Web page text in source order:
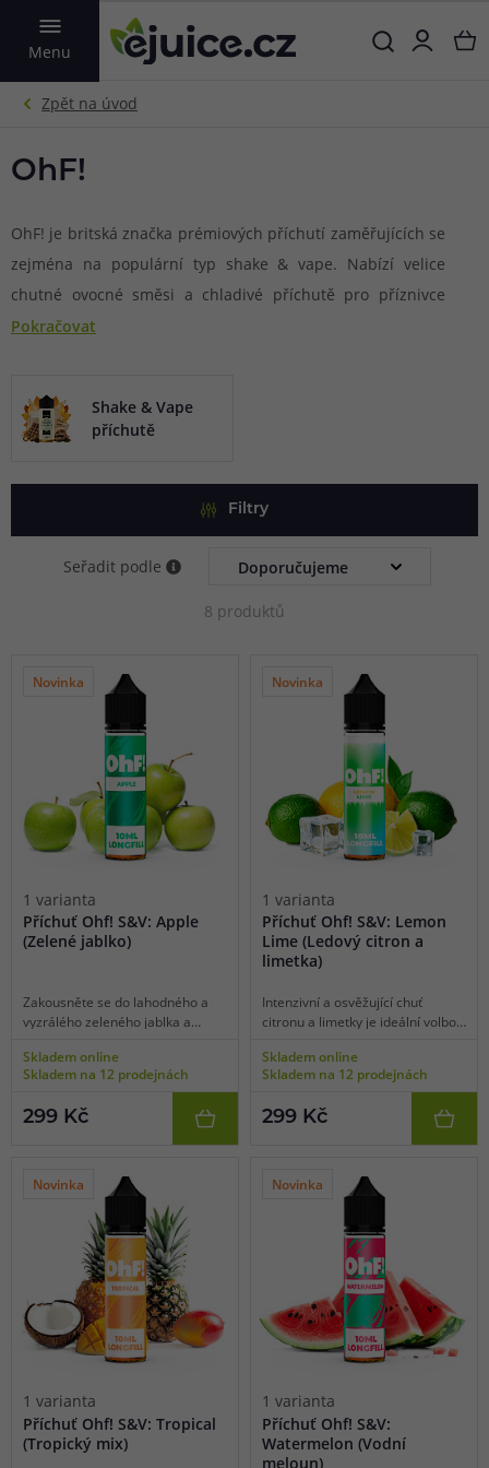
Menu
VYHLEDAT
OhF!
OhF! je britská značka prémiových příchutí zaměřujících se
zejména na populární typ shake & vape. Nabízí velice
chutné ovocné směsi a chladivé příchutě pro příznivce
koolady. V kolekci těchto příchutí najdete jak běžné
pyšní kvalitní přípravou a vysoce kvalitními použitými
surovinami při výrobě, které dodávají každé příchuti
výrobních procesů a potřebných kontrol pro uvedení na
světový trh. OhF! není jen značka, je to opravdový chuťový
zážitek.
Pokračovat
Shake & Vape
příchutě
Filtry
Seřadit podle
8 produktů
Novinka
1 varianta
Příchuť Ohf! S&V: Apple
(Zelené jablko)
Zakousněte se do lahodného a
vyzrálého zeleného jablka a
chuť plnou šťavnatosti, mírné
nakyslosti a bohaté sladkosti.
vším, co k tomu patří, přesně to
Skladem online
Skladem na 12 prodejnách
299 Kč
Novinka
1 varianta
Příchuť Ohf! S&V: Lemon
Lime (Ledový citron a
limetka)
Intenzivní a osvěžující chuť
citronu a limetky je ideální volbou
chutná také kdykoliv během
celého roku. V této příchuti je
limetky ještě doplněno o kapku
Skladem online
Skladem na 12 prodejnách
299 Kč
Novinka
1 varianta
Příchuť Ohf! S&V: Tropical
(Tropický mix)
Novinka
1 varianta
Příchuť Ohf! S&V:
Watermelon (Vodní
meloun)